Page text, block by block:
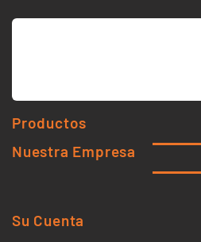
Productos
Nuestra Empresa
Su Cuenta